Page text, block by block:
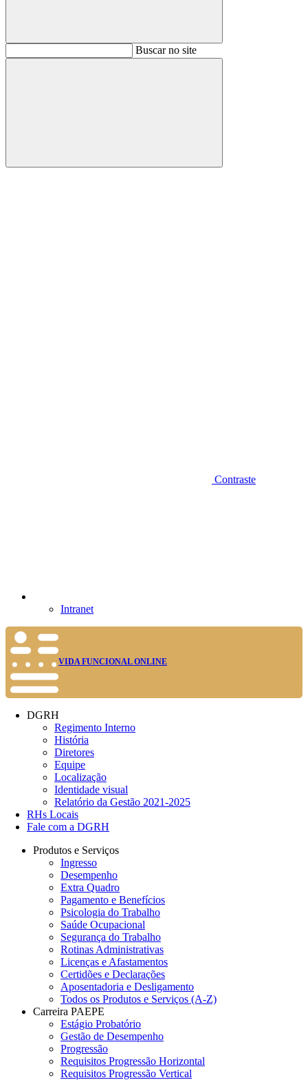
BuscarBuscar no site
Buscar
Contraste
Intranet
VIDA FUNCIONAL ONLINE
DGRH
Regimento Interno
História
Diretores
Equipe
Localização
Identidade visual
Relatório da Gestão 2021-2025
RHs Locais
Fale com a DGRH
Produtos e Serviços
Ingresso
Desempenho
Extra Quadro
Pagamento e Benefícios
Psicologia do Trabalho
Saúde Ocupacional
Segurança do Trabalho
Rotinas Administrativas
Licenças e Afastamentos
Certidões e Declarações
Aposentadoria e Desligamento
Todos os Produtos e Serviços (A-Z)
Carreira PAEPE
Estágio Probatório
Gestão de Desempenho
Progressão
Requisitos Progressão Horizontal
Requisitos Progressão Vertical